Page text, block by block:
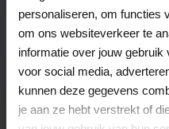
personaliseren, om functies
om ons websiteverkeer te
informatie over jouw
voor social media,
kunnen deze gegevens
je aan ze hebt verstrekt of
sfeer en nieuwe
Veelgestelde
Hoelang blijft mijn